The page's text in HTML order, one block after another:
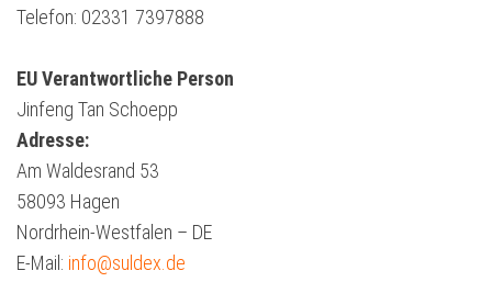
Telefon: 02331 7397888
EU Verantwortliche Person
Jinfeng Tan Schoepp
Adresse:
Am Waldesrand 53
58093 Hagen
Nordrhein-Westfalen – DE
E-Mail: info@suldex.de